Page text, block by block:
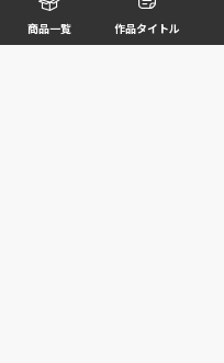
商品一覧 作品タイトル